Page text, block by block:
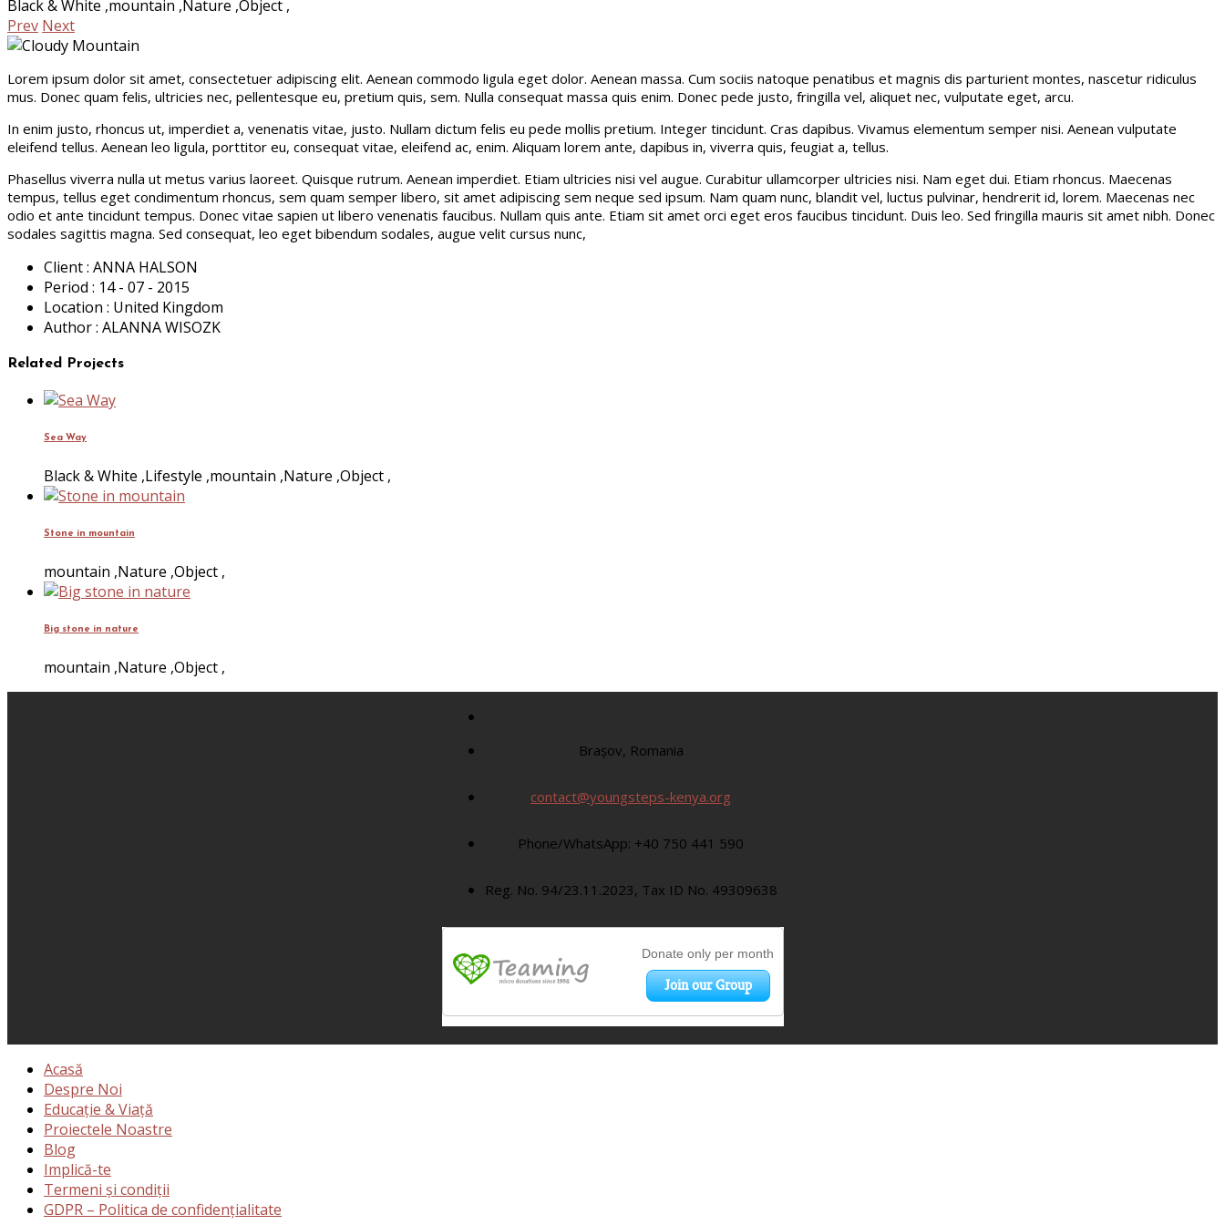
Black & White ,mountain ,Nature ,Object ,
Prev Next
Lorem ipsum dolor sit amet, consectetuer adipiscing elit. Aenean commodo ligula eget dolor. Aenean massa. Cum sociis natoque penatibus et magnis dis parturient montes, nascetur ridiculus
mus. Donec quam felis, ultricies nec, pellentesque eu, pretium quis, sem. Nulla consequat massa quis enim. Donec pede justo, fringilla vel, aliquet nec, vulputate eget, arcu.
In enim justo, rhoncus ut, imperdiet a, venenatis vitae, justo. Nullam dictum felis eu pede mollis pretium. Integer tincidunt. Cras dapibus. Vivamus elementum semper nisi. Aenean vulputate
eleifend tellus. Aenean leo ligula, porttitor eu, consequat vitae, eleifend ac, enim. Aliquam lorem ante, dapibus in, viverra quis, feugiat a, tellus.
Phasellus viverra nulla ut metus varius laoreet. Quisque rutrum. Aenean imperdiet. Etiam ultricies nisi vel augue. Curabitur ullamcorper ultricies nisi. Nam eget dui. Etiam rhoncus. Maecenas
tempus, tellus eget condimentum rhoncus, sem quam semper libero, sit amet adipiscing sem neque sed ipsum. Nam quam nunc, blandit vel, luctus pulvinar, hendrerit id, lorem. Maecenas nec
odio et ante tincidunt tempus. Donec vitae sapien ut libero venenatis faucibus. Nullam quis ante. Etiam sit amet orci eget eros faucibus tincidunt. Duis leo. Sed fringilla mauris sit amet nibh. Donec
sodales sagittis magna. Sed consequat, leo eget bibendum sodales, augue velit cursus nunc,
Client : ANNA HALSON
Period : 14 - 07 - 2015
Location : United Kingdom
Author : ALANNA WISOZK
Related Projects
Sea Way
Black & White ,Lifestyle ,mountain ,Nature ,Object ,
Stone in mountain
mountain ,Nature ,Object ,
Big stone in nature
mountain ,Nature ,Object ,
Brașov, Romania
contact@youngsteps-kenya.org
Phone/WhatsApp: +40 750 441 590
Reg. No. 94/23.11.2023, Tax ID No. 49309638
Acasă
Despre Noi
Educație & Viață
Proiectele Noastre
Blog
Implică-te
Termeni și condiții
GDPR – Politica de confidențialitate